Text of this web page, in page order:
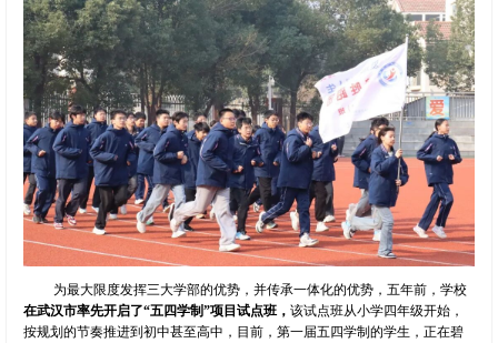
为最大限度发挥三大学部的优势，并传承一体化的优势，五年前，学校
在武汉市率先开启了“五四学制”项目试点班， 该试点班从小学四年级开始，
按规划的节奏推进到初中甚至高中，目前，第一届五四学制的学生，正在碧